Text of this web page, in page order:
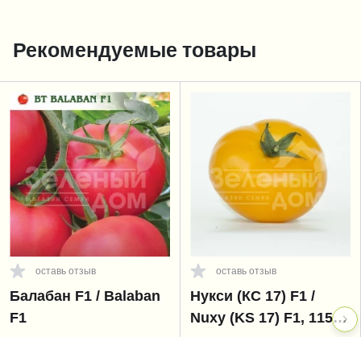
Рекомендуемые товары
оставь отзыв
Балабан F1 / Balaban
F1
оставь отзыв
Нукси (КС 17) F1 /
Nuxy (KS 17) F1, 115-